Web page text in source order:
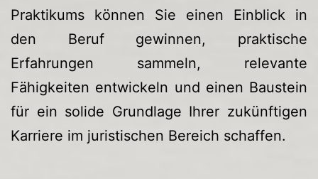
Praktikums können Sie einen Einblick in
den Beruf gewinnen, praktische
Erfahrungen sammeln, relevante
Fähigkeiten entwickeln und einen Baustein
für ein solide Grundlage Ihrer zukünftigen
Karriere im juristischen Bereich schaffen.